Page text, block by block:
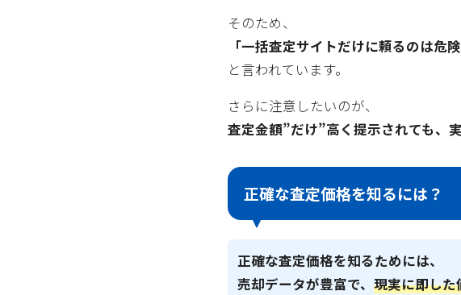
そのため、
「一括査定サイトだけに頼るのは危険
と言われています。
さらに注意したいのが、
査定金額”だけ”高く提示されても、
正確な査定価格を知るには？
正確な査定価格を知るためには、
売却データが豊富で、 現実に即し